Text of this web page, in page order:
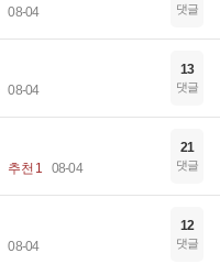
08-04 댓글
08-04
13
댓글
추천 1 08-04
21
댓글
08-04
12
댓글